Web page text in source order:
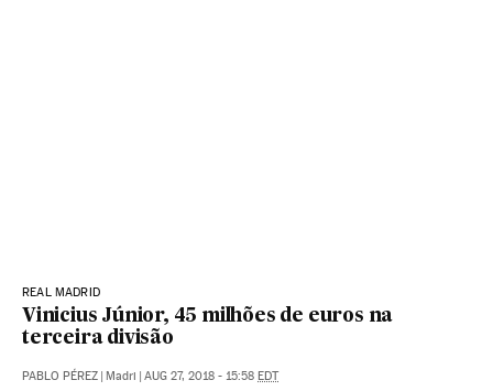
REAL MADRID
Vinicius Júnior, 45 milhões de euros na
terceira divisão
PABLO PÉREZ | Madri | AUG 27, 2018 - 15:58 EDT